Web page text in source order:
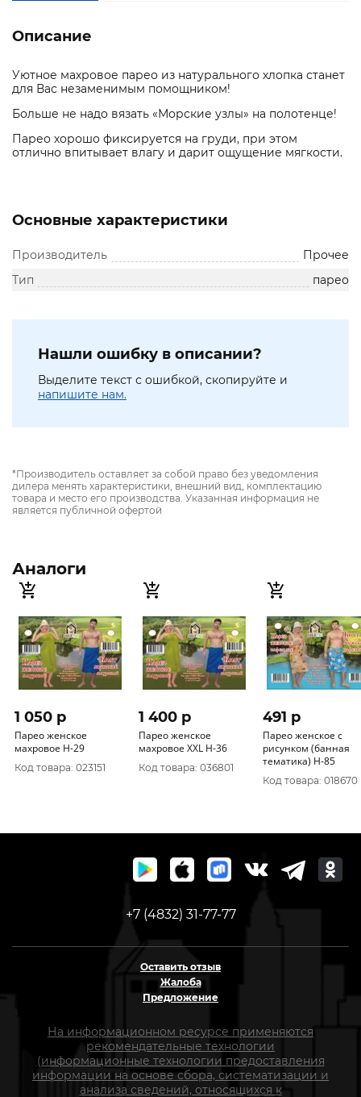
Описание
Уютное махровое парео из натурального хлопка станет
для Вас незаменимым помощником!
Больше не надо вязать «Морские узлы» на полотенце!
Парео хорошо фиксируется на груди, при этом
отлично впитывает влагу и дарит ощущение мягкости.
Основные характеристики
Производитель
Прочее
Тип
парео
Нашли ошибку в описании?
Выделите текст с ошибкой, скопируйте и
напишите нам.
*Производитель оставляет за собой право без уведомления
дилера менять характеристики, внешний вид, комплектацию
товара и место его производства. Указанная информация не
является публичной офертой
Аналоги
1 050 p
Парео женское
махровое Н-29
Код товара: 023151
1 400 p
Парео женское
махровое XXL Н-36
Код товара: 036801
491 p
Парео женское с
рисунком (банная
тематика) Н-85
Код товара: 018670
+7 (4832) 31-77-77
Оставить отзыв
Жалоба
Предложение
На информационном ресурсе применяются
рекомендательные технологии
(информационные технологии предоставления
информации на основе сбора, систематизации и
анализа сведений, относящихся к